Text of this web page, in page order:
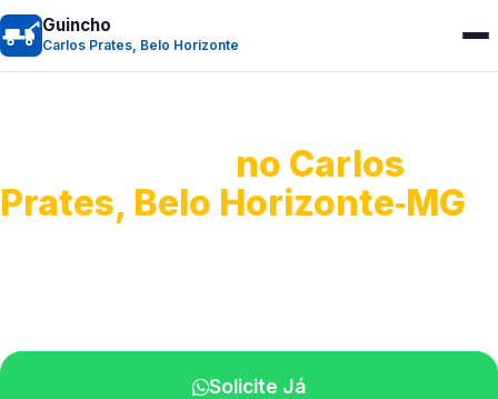
Guincho
Carlos Prates, Belo Horizonte
no Carlos
Prates, Belo Horizonte‑MG
Solicite Já